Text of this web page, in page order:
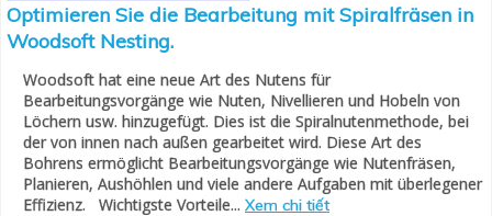
Optimieren Sie die Bearbeitung mit Spiralfräsen in
Woodsoft Nesting.
Woodsoft hat eine neue Art des Nutens für
Bearbeitungsvorgänge wie Nuten, Nivellieren und Hobeln von
Löchern usw. hinzugefügt. Dies ist die Spiralnutenmethode, bei
der von innen nach außen gearbeitet wird. Diese Art des
Bohrens ermöglicht Bearbeitungsvorgänge wie Nutenfräsen,
Planieren, Aushöhlen und viele andere Aufgaben mit überlegener
Effizienz. Wichtigste Vorteile... Xem chi tiết